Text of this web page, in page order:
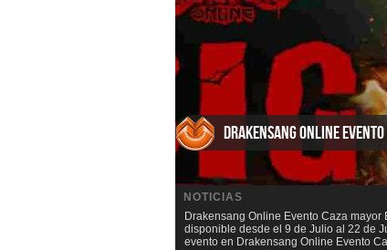
Drakensang Online
NOTICIAS
Drakensang Online Evento Caza
disponible desde el 9 de Julio al 22 de
evento en Drakensang Online Evento